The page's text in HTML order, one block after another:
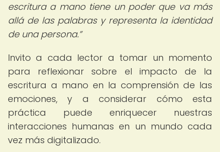
escritura a mano tiene un poder que va más
allá de las palabras y representa la identidad
de una persona.
Invito a cada lector a tomar un momento
para reflexionar sobre el impacto de la
escritura a mano en la comprensión de las
emociones, y a considerar cómo esta
práctica puede enriquecer nuestras
interacciones humanas en un mundo cada
vez más digitalizado.